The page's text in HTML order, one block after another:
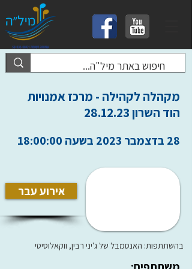
מקהלה לקהילה - מרכז אמנויות
הוד השרון 28.12.23
28 בדצמבר 2023 בשעה 18:00:00
אירוע עבר
בהשתתפות: האנסמבל של ג'יני רבין, ווקאלוסיטי